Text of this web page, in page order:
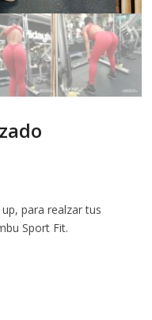
para realzar tus
Sport Fit.